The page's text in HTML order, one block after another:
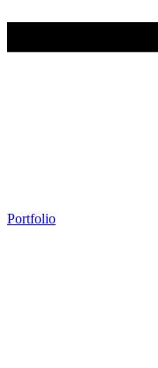
Portfolio